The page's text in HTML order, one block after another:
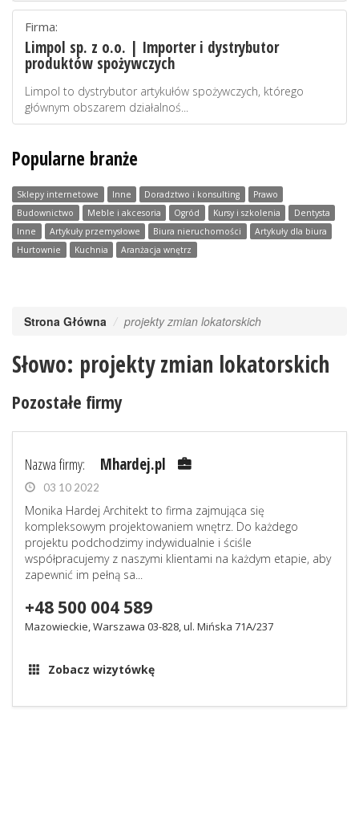
Firma:
Limpol sp. z o.o. | Importer i dystrybutor
produktów spożywczych
Limpol to dystrybutor artykułów spożywczych, którego
głównym obszarem działalnoś...
Popularne branże
Sklepy internetowe Inne Doradztwo i konsulting
Prawo
Budownictwo
Meble i akcesoria Ogród Kursy i szkolenia
Dentysta
Inne
Artykuły przemysłowe Biura nieruchomości
Artykuły dla biura
Hurtownie
Kuchnia Aranżacja wnętrz
Strona Główna projekty zmian lokatorskich
Słowo: projekty zmian lokatorskich
Pozostałe firmy
Nazwa firmy: Mhardej.pl
03 10 2022
Monika Hardej Architekt to firma zajmująca się
kompleksowym projektowaniem wnętrz. Do każdego
projektu podchodzimy indywidualnie i ściśle
współpracujemy z naszymi klientami na każdym etapie, aby
zapewnić im pełną sa...
+48 500 004 589
Mazowieckie, Warszawa 03-828, ul. Mińska 71A/237
Zobacz wizytówkę